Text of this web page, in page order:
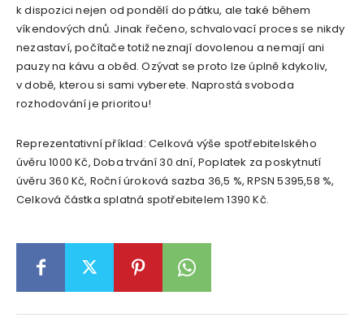
k dispozici nejen od pondělí do pátku, ale také během
víkendových dnů. Jinak řečeno, schvalovací proces se nikdy
nezastaví, počítače totiž neznají dovolenou a nemají ani
pauzy na kávu a oběd. Ozývat se proto lze úplně kdykoliv,
v době, kterou si sami vyberete. Naprostá svoboda
rozhodování je prioritou!
Reprezentativní příklad: Celková výše spotřebitelského
úvěru 1000 Kč, Doba trvání 30 dní, Poplatek za poskytnutí
úvěru 360 Kč, Roční úroková sazba 36,5 %, RPSN 5395,58 %,
Celková částka splatná spotřebitelem 1390 Kč.